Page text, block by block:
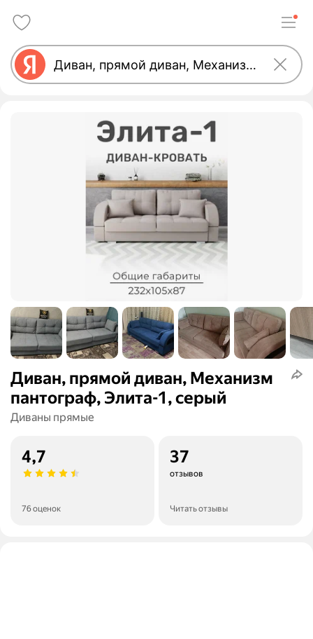
Диван, прямой диван, Механизм
пантограф, Элита-1, серый
Диваны прямые
4,7
76 оценок
37
отзывов
Читать отзывы